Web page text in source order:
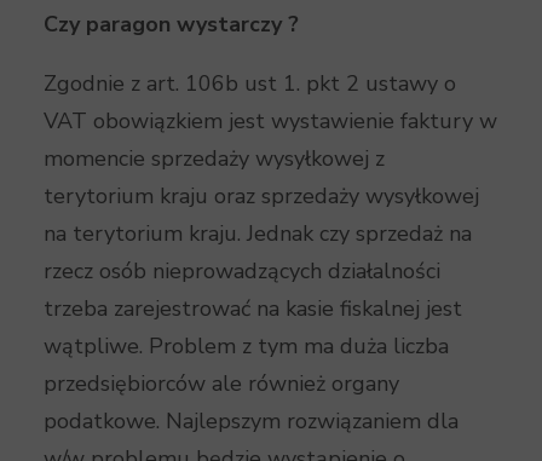
Czy paragon wystarczy ?
Zgodnie z art. 106b ust 1. pkt 2 ustawy o
VAT obowiązkiem jest wystawienie faktury w
momencie sprzedaży wysyłkowej z
terytorium kraju oraz sprzedaży wysyłkowej
na terytorium kraju. Jednak czy sprzedaż na
rzecz osób nieprowadzących działalności
trzeba zarejestrować na kasie fiskalnej jest
wątpliwe. Problem z tym ma duża liczba
przedsiębiorców ale również organy
podatkowe. Najlepszym rozwiązaniem dla